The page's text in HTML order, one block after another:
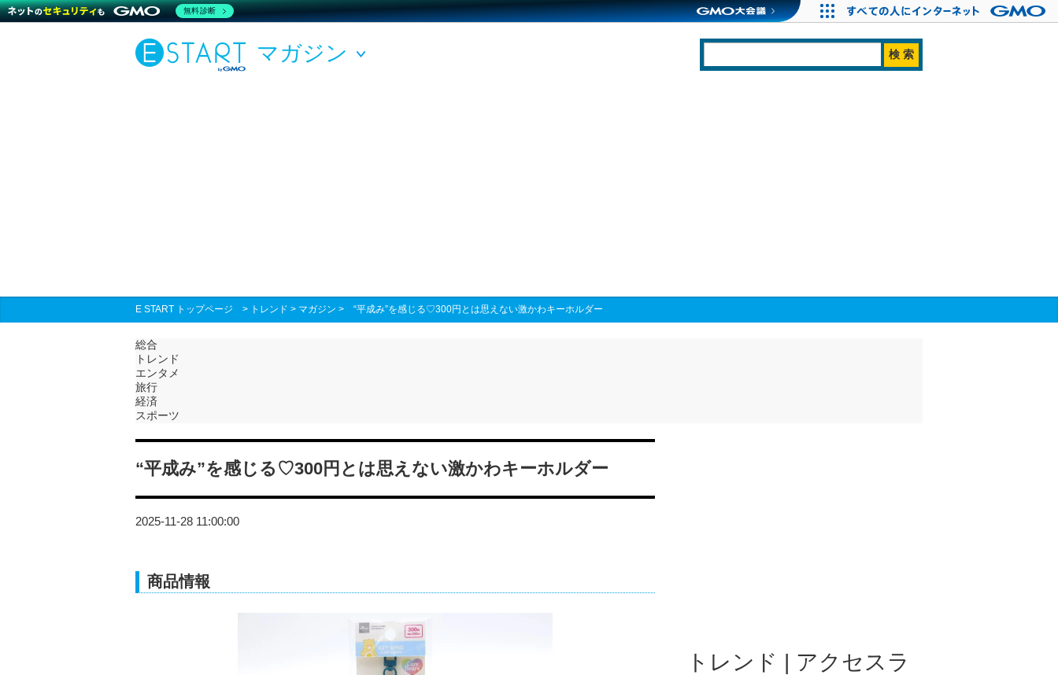
マガジン
E START トップページ > トレンド > マガジン > “平成み”を感じる♡300円とは思えない激かわキーホルダー
総合
トレンド
エンタメ
旅行
経済
スポーツ
“平成み”を感じる♡300円とは思えない激かわキーホルダー
2025-11-28 11:00:00
商品情報
トレンド | アクセスラ
無料診断